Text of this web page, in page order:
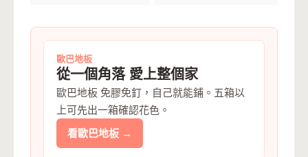
歐巴地板
從一個角落 愛上整個家
歐巴地板 免膠免釘，自己就能鋪。五箱以
上可先出一箱確認花色。
看歐巴地板 →